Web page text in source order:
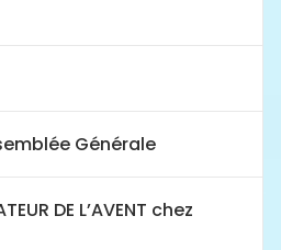
Générale
DE L’AVENT chez